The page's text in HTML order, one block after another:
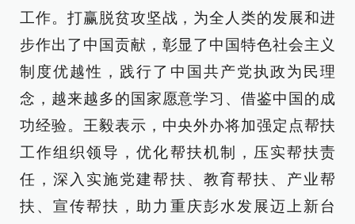
工作。打赢脱贫攻坚战，为全人类的发展和进
步作出了中国贡献，彰显了中国特色社会主义
制度优越性，践行了中国共产党执政为民理
念，越来越多的国家愿意学习、借鉴中国的成
功经验。王毅表示，中央外办将加强定点帮扶
工作组织领导，优化帮扶机制，压实帮扶责
任，深入实施党建帮扶、教育帮扶、产业帮
扶、宣传帮扶，助力重庆彭水发展迈上新台